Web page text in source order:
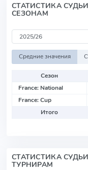
СТАТИСТИКА СУДЬИ
СЕЗОНАМ
Средние значения
Сезон
France: National
France: Cup
Итого
СТАТИСТИКА СУДЬИ
ТУРНИРАМ